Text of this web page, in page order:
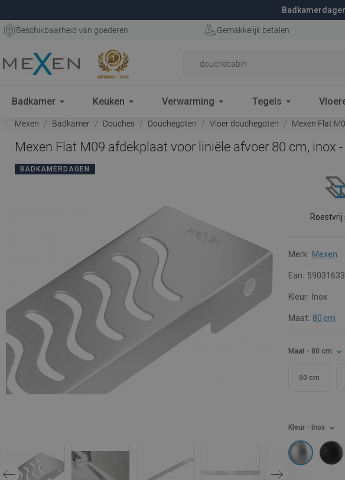
Beschikbaarheid van goederen Gemakkelijk betalen
Badkamer Keuken Verwarming Tegels
Mexen Badkamer Douches Douchegoten Vloer douchegoten Mexen Flat
Mexen Flat M09 afdekplaat voor liniële afvoer 80 cm, inox
BADKAMERDAGEN
Roestvrij
Merk: Mexen
Ean:
Kleur: Inox
Maat: 80 cm
Maat - 80 cm
50 cm
Kleur - Inox